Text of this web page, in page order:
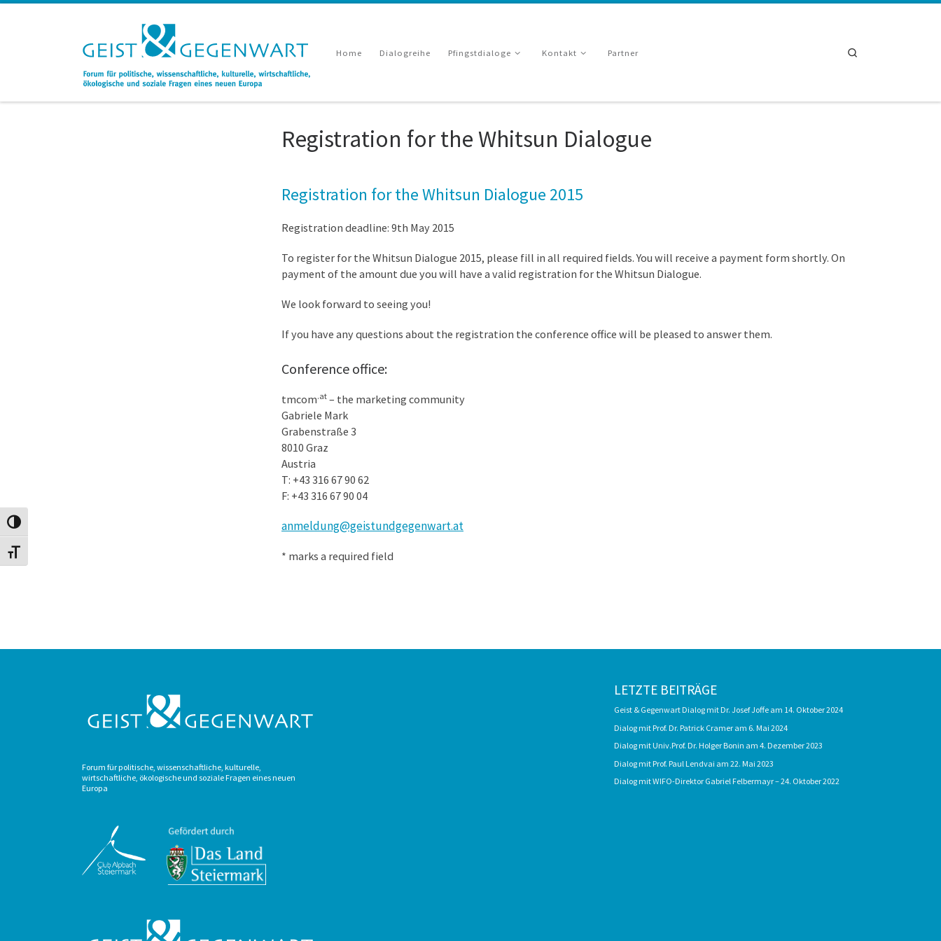
Toggle High Contrast
Toggle Font size
Home Dialogreihe Pfingstdialoge Kontakt Partner
Registration for the Whitsun Dialogue
Registration for the Whitsun Dialogue 2015
Registration deadline: 9th May 2015
To register for the Whitsun Dialogue 2015, please fill in all required fields. You will receive a payment form shortly. On
payment of the amount due you will have a valid registration for the Whitsun Dialogue.
We look forward to seeing you!
If you have any questions about the registration the conference office will be pleased to answer them.
Conference office:
tmcom.at – the marketing community
Gabriele Mark
Grabenstraße 3
8010 Graz
Austria
T: +43 316 67 90 62
F: +43 316 67 90 04
anmeldung@geistundgegenwart.at
* marks a required field
Forum für politische, wissenschaftliche, kulturelle,
wirtschaftliche, ökologische und soziale Fragen eines neuen
Europa
LETZTE BEITRÄGE
Geist & Gegenwart Dialog mit Dr. Josef Joffe am 14. Oktober 2024
Dialog mit Prof. Dr. Patrick Cramer am 6. Mai 2024
Dialog mit Univ.Prof. Dr. Holger Bonin am 4. Dezember 2023
Dialog mit Prof. Paul Lendvai am 22. Mai 2023
Dialog mit WIFO-Direktor Gabriel Felbermayr – 24. Oktober 2022